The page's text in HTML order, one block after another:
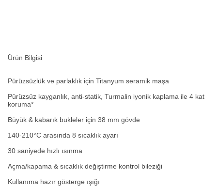
Ürün Bilgisi
Pürüzsüzlük ve parlaklık için Titanyum seramik maşa
Pürüzsüz kayganlık, anti-statik, Turmalin iyonik kaplama ile 4 kat
koruma*
Büyük & kabarık bukleler için 38 mm gövde
140-210°C arasında 8 sıcaklık ayarı
30 saniyede hızlı ısınma
Açma/kapama & sıcaklık değiştirme kontrol bileziği
Kullanıma hazır gösterge ışığı